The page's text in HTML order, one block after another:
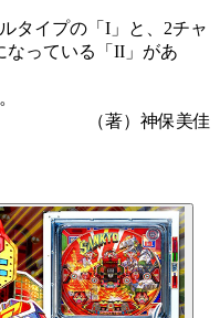
タイプの「I」と、2チャ
なっている「II」があ
（著）神保美佳